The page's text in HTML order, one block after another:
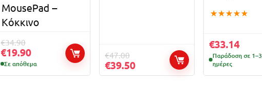
MousePad –
Κόκκινο
€34.90
€19.90
Σε απόθεμα
€47.00
€39.50
★★★★★
€33.14
Παράδοση σε 1–3
ημέρες